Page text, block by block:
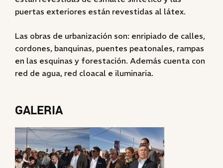
puertas exteriores están revestidas al látex.
Las obras de urbanización son: enripiado de calles,
cordones, banquinas, puentes peatonales, rampas
en las esquinas y forestación. Además cuenta con
red de agua, red cloacal e iluminaria.
GALERIA